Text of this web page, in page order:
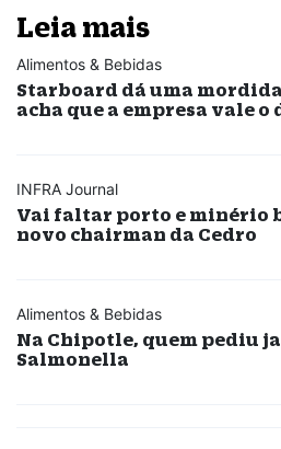
Leia mais
Alimentos & Bebidas
Starboard dá uma mordida
acha que a empresa vale o
INFRA Journal
Vai faltar porto e minério
novo chairman da Cedro
Alimentos & Bebidas
Na Chipotle, quem pediu
Salmonella